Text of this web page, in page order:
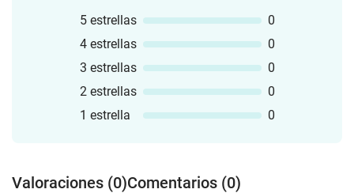
5 estrellas
0
4 estrellas
0
3 estrellas
0
2 estrellas
0
1 estrella
0
Valoraciones (0)Comentarios (0)